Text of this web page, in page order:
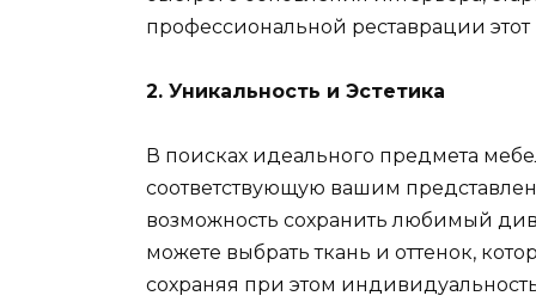
профессиональной реставрации
2. Уникальность и Эстетика
В поисках идеального предмета
соответствующую вашим
возможность сохранить любимый
можете выбрать ткань и оттенок,
сохраняя при этом